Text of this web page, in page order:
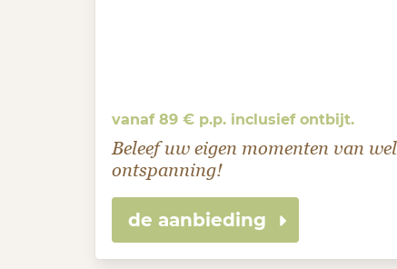
vanaf 89 € p.p. inclusief ontbijt.
Beleef uw eigen momenten van
ontspanning!
de aanbieding